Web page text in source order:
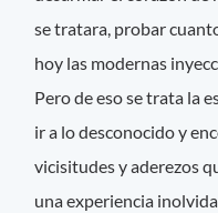
se tratara, probar
hoy las modernas
Pero de eso se trata la
ir a lo desconocido y
vicisitudes y aderezos
una experiencia